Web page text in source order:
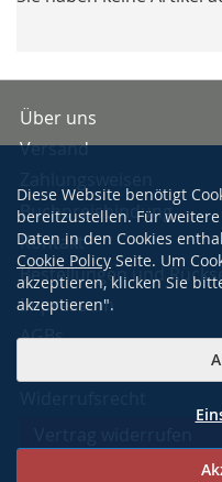
Über uns
Versand
Buchpreisbindung
Kontakt
Bestellungen und
Impressum
AGBs
Diese Website benötigt
bereitzustellen. Für
Daten in den Cookies
Cookie Policy Seite. Um
akzeptieren, klicken Sie
akzeptieren".